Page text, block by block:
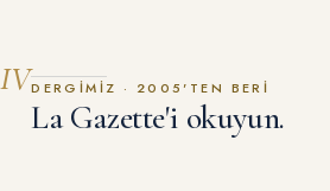
IVDERGIMIZ · 2005'TEN BERI
La Gazette'i okuyun.